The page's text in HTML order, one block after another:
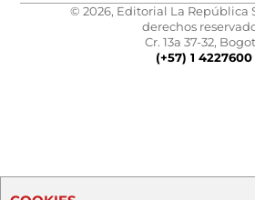
© 2026, Editorial La República
derechos
Cr. 13a 37-32,
(+57) 1 4227600